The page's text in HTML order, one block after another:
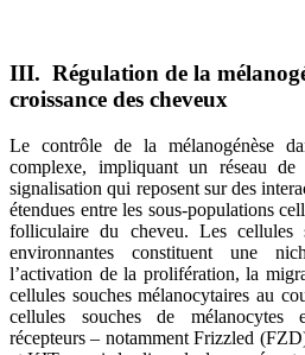
III. Régulation de la
croissance des cheveux
Le contrôle de la mélanogénèse
complexe, impliquant un réseau
signalisation qui reposent sur des
étendues entre les sous-populations
folliculaire du cheveu. Les cellules
environnantes constituent une
l’activation de la prolifération, la
cellules souches mélanocytaires au
cellules souches de mélanocytes
récepteurs – notamment Frizzled